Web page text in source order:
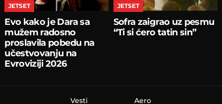
JETSET
Evo kako je Dara sa
mužem radosno
proslavila pobedu na
učestvovanju na
Evroviziji 2026
JETSET
Sofra zaigrao uz pesmu
“Ti si ćero tatin sin”
Vesti Aero